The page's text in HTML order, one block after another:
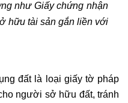
như Giấy chứng nhận
hữu tài sản gắn liền với
đất là loại giấy tờ pháp
người sở hữu đất, tránh